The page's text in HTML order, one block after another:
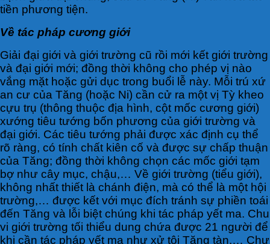
tiền phương tiện.
Về tác pháp cương giới
Giải đại giới và giới trường cũ rồi mới kết giới trường
và đại giới mới; đồng thời không cho phép vị nào
vắng mặt hoặc gửi dục trong buổi lễ này. Mỗi trú xứ
an cư của Tăng (hoặc Ni) cần cử ra một vị Tỳ kheo
cựu trụ (thông thuộc địa hình, cột mốc cương giới)
xướng tiêu tướng bốn phương của giới trường và
đại giới. Các tiêu tướng phải được xác định cụ thể
rõ ràng, có tính chất kiên cố và được sự chấp thuận
của Tăng; đồng thời không chọn các mốc giới tạm
bợ như cây mục, chậu,… Về giới trường (tiểu giới),
không nhất thiết là chánh điện, mà có thể là một hội
trường,… được kết với mục đích tránh sự phiền toái
đến Tăng và lỗi biệt chúng khi tác pháp yết ma. Chu
vi giới trường tối thiểu dung chứa được 21 người để
khi cần tác pháp yết ma như xử tội Tăng tàn,… Chư